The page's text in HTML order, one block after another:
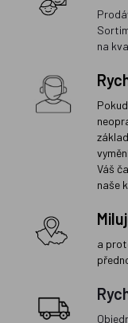
na
Váš
naše
a